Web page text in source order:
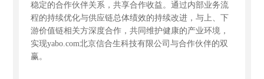
稳定的合作伙伴关系，共享合作收益。通过内部业务流
程的持续优化与供应链总体绩效的持续改进，与上、下
游价值链相关方深度合作，共同维护健康的产业环境，
实现yabo.com北京信合生科技有限公司与合作伙伴的双
赢。